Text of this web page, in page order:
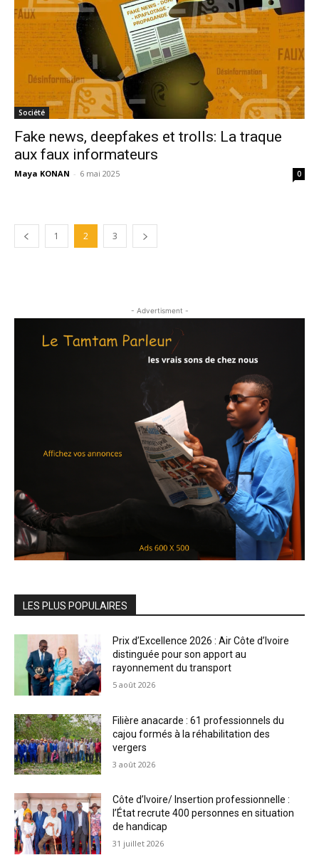
Société
Fake news, deepfakes et trolls: La traque
aux faux informateurs
Maya KONAN - 6 mai 2025 0
1 2 3
- Advertisment -
LES PLUS POPULAIRES
Prix d’Excellence 2026 : Air Côte d’Ivoire
distinguée pour son apport au
rayonnement du transport
5 août 2026
Filière anacarde : 61 professionnels du
cajou formés à la réhabilitation des
vergers
3 août 2026
Côte d’Ivoire/ Insertion professionnelle :
l’État recrute 400 personnes en situation
de handicap
31 juillet 2026